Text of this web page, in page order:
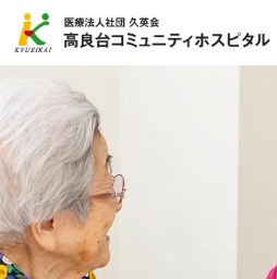
ホーム
外来のご案内
入院について
診療科